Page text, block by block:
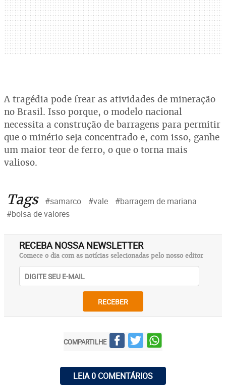
A tragédia pode frear as atividades de mineração
no Brasil. Isso porque, o modelo nacional
necessita a construção de barragens para permitir
que o minério seja concentrado e, com isso, ganhe
um maior teor de ferro, o que o torna mais
valioso.
Tags #samarco #vale
#barragem de mariana
#bolsa de valores
RECEBA NOSSA NEWSLETTER
Comece o dia com as notícias selecionadas pelo nosso editor
RECEBER
COMPARTILHE
LEIA 0 COMENTÁRIOS